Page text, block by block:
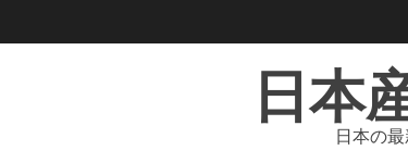
日本
日本の